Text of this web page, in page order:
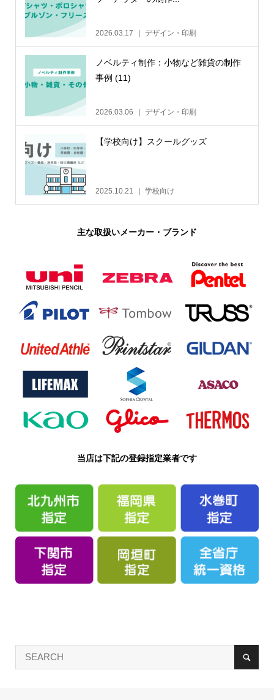
2026.03.17 デザイン・印刷
ノベルティ制作：小物など雑貨の制作
事例 (11)
2026.03.06 デザイン・印刷
【学校向け】スクールグッズ
2025.10.21 学校向け
主な取扱いメーカー・ブランド
当店は下記の登録指定業者です